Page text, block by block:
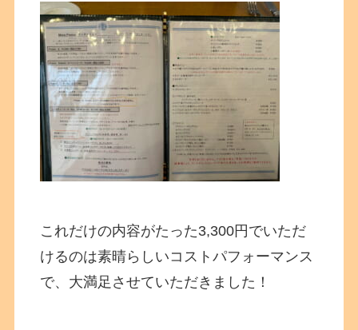
これだけの内容がたった3,300円でいただ
けるのは素晴らしいコストパフォーマンス
で、大満足させていただきました！